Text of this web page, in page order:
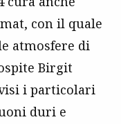
con il quale
atmosfere di
Birgit
i particolari
duri e